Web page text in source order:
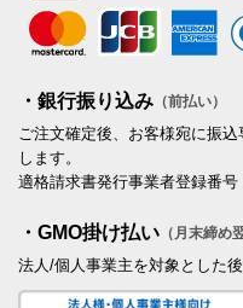
・銀行振り込み （前払い）
ご注文確定後、お客様宛に振
します。
適格請求書発行事業者登録番号
・GMO掛け払い （月末締め
法人/個人事業主を対象とした